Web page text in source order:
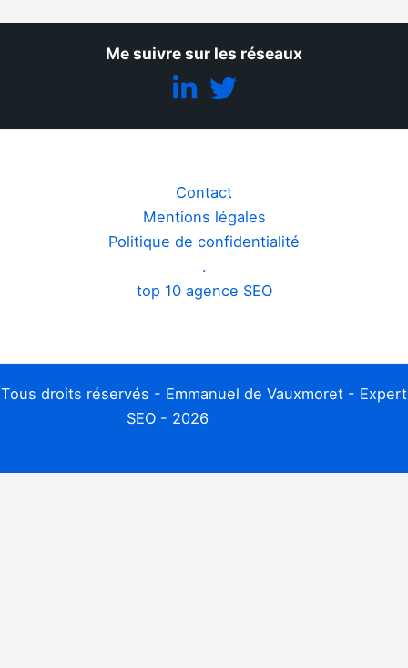
Me suivre sur les réseaux
Contact
Mentions légales
Politique de confidentialité
.
top 10 agence SEO
Tous droits réservés - Emmanuel de Vauxmoret - Expert
SEO - 2026